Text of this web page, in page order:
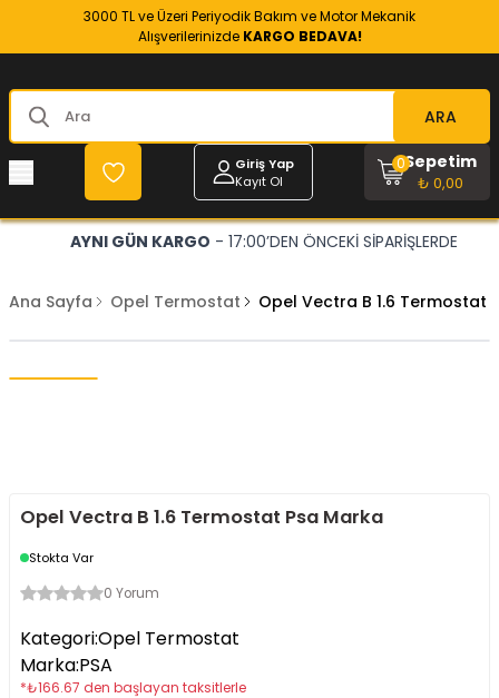
3000 TL ve Üzeri Periyodik Bakım ve Motor Mekanik
Alışverilerinizde KARGO BEDAVA!
ARA
Giriş Yap
Kayıt Ol
Sepetim
₺ 0,00
0
AYNI GÜN KARGO - 17:00’DEN ÖNCEKİ SİPARİŞLERDE
Ana Sayfa Opel Termostat Opel Vectra B 1.6 Termostat
Opel Vectra B 1.6 Termostat Psa Marka
Stokta Var
0 Yorum
Kategori:Opel Termostat
Marka:PSA
*₺166.67 den başlayan taksitlerle